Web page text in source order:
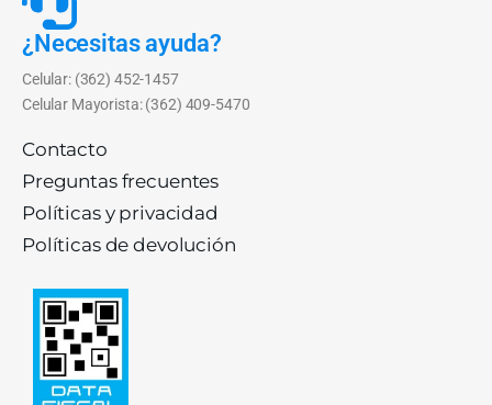
¿Necesitas ayuda?
Celular: (362) 452-1457
Celular Mayorista: (362) 409-5470
Contacto
Preguntas frecuentes
Políticas y privacidad
Políticas de devolución